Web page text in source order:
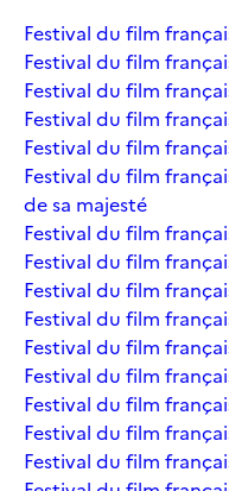
Festival du film
Festival du film
Festival du film
Festival du film
Festival du film
Festival du film
de sa majesté
Festival du film
Festival du film
Festival du film
Festival du film
Festival du film
Festival du film
Festival du film
Festival du film
Festival du film